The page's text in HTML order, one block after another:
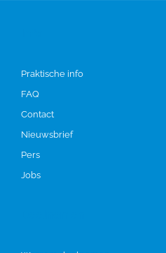
Praktische info
FAQ
Contact
Nieuwsbrief
Pers
Jobs